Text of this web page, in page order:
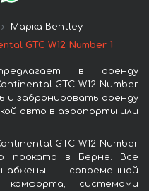
Марка Bentley
GTC W12 Number 1
в аренду
GTC W12 Number
и забронировать аренду
авто в аэропорты или
GTC W12 Number
проката в Берне. Все
современной
комфорта, системами